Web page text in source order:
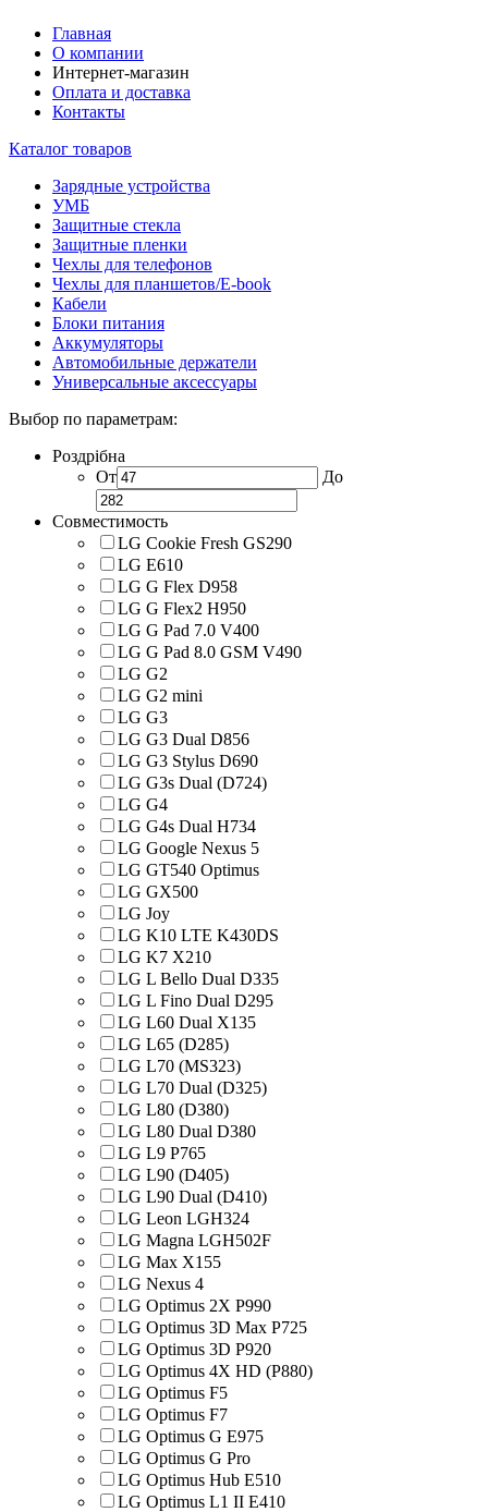
Главная
О компании
Интернет-магазин
Оплата и доставка
Контакты
Каталог товаров
Зарядные устройства
УМБ
Защитные стекла
Защитные пленки
Чехлы для телефонов
Чехлы для планшетов/E-book
Кабели
Блоки питания
Аккумуляторы
Автомобильные держатели
Универсальные аксессуары
Выбор по параметрам:
Роздрібна
От
До
Совместимость
LG Cookie Fresh GS290
LG E610
LG G Flex D958
LG G Flex2 H950
LG G Pad 7.0 V400
LG G Pad 8.0 GSM V490
LG G2
LG G2 mini
LG G3
LG G3 Dual D856
LG G3 Stylus D690
LG G3s Dual (D724)
LG G4
LG G4s Dual H734
LG Google Nexus 5
LG GT540 Optimus
LG GX500
LG Joy
LG K10 LTE K430DS
LG K7 X210
LG L Bello Dual D335
LG L Fino Dual D295
LG L60 Dual X135
LG L65 (D285)
LG L70 (MS323)
LG L70 Dual (D325)
LG L80 (D380)
LG L80 Dual D380
LG L9 P765
LG L90 (D405)
LG L90 Dual (D410)
LG Leon LGH324
LG Magna LGH502F
LG Max X155
LG Nexus 4
LG Optimus 2X P990
LG Optimus 3D Max P725
LG Optimus 3D P920
LG Optimus 4X HD (P880)
LG Optimus F5
LG Optimus F7
LG Optimus G E975
LG Optimus G Pro
LG Optimus Hub E510
LG Optimus L1 II E410